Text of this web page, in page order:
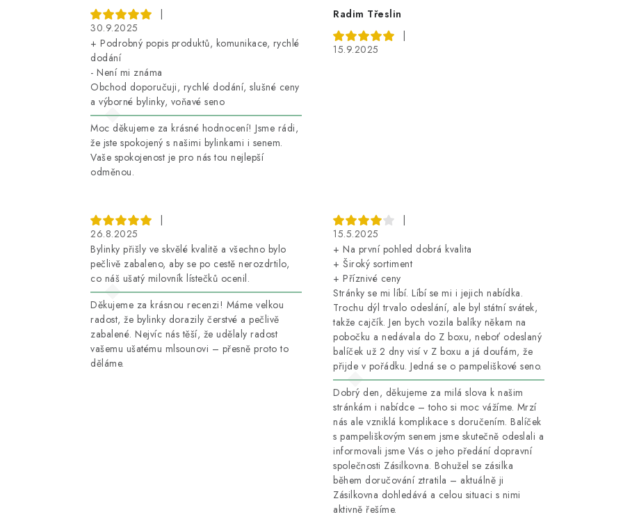
|
30.9.2025
+ Podrobný popis produktů, komunikace, rychlé
dodání
- Není mi známa
Obchod doporučuji, rychlé dodání, slušné ceny
a výborné bylinky, voňavé seno
Moc děkujeme za krásné hodnocení! Jsme rádi,
že jste spokojený s našimi bylinkami i senem.
Vaše spokojenost je pro nás tou nejlepší
odměnou.
Radim Třeslin
|
15.9.2025
|
26.8.2025
Bylinky přišly ve skvělé kvalitě a všechno bylo
pečlivě zabaleno, aby se po cestě nerozdrtilo,
co náš ušatý milovník lístečků ocenil.
Děkujeme za krásnou recenzi! Máme velkou
radost, že bylinky dorazily čerstvé a pečlivě
zabalené. Nejvíc nás těší, že udělaly radost
vašemu ušatému mlsounovi – přesně proto to
děláme.
|
15.5.2025
+ Na první pohled dobrá kvalita
+ Široký sortiment
+ Příznivé ceny
Stránky se mi líbí. Líbí se mi i jejich nabídka.
Trochu dýl trvalo odeslání, ale byl státní svátek,
takže cajčík. Jen bych vozila balíky někam na
pobočku a nedávala do Z boxu, neboť odeslaný
balíček už 2 dny visí v Z boxu a já doufám, že
přijde v pořádku. Jedná se o pampeliškové seno.
Dobrý den, děkujeme za milá slova k našim
stránkám i nabídce – toho si moc vážíme. Mrzí
nás ale vzniklá komplikace s doručením. Balíček
s pampeliškovým senem jsme skutečně odeslali a
informovali jsme Vás o jeho předání dopravní
společnosti Zásilkovna. Bohužel se zásilka
během doručování ztratila – aktuálně ji
Zásilkovna dohledává a celou situaci s nimi
aktivně řešíme.